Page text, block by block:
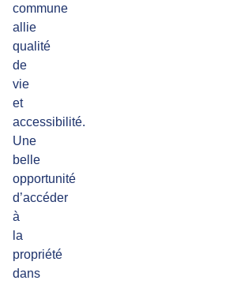
commune
allie
qualité
de
vie
et
accessibilité.
Une
belle
opportunité
d’accéder
à
la
propriété
dans